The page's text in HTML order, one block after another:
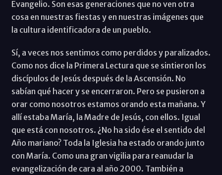
Evangelio. Son esas generaciones que no ven otra
cosa en nuestras fiestas y en nuestras imágenes que
la cultura identificadora de un pueblo.
Sí, a veces nos sentimos como perdidos y paralizados.
Como nos dice la Primera Lectura que se sintieron los
discípulos de Jesús después de la Ascensión. No
sabían qué hacer y se encerraron. Pero se pusieron a
orar como nosotros estamos orando esta mañana. Y
allí estaba María, la Madre de Jesús, con ellos. Igual
que está con nosotros. ¿No ha sido ése el sentido del
Año mariano? Toda la Iglesia ha estado orando junto
con María. Como una gran vigilia para reanudar la
evangelización de cara al año 2000. También a